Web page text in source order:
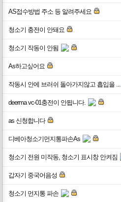
AS접수방법 주소 등 알려주세요
청소기 충전이 안돼요
청소기 작동이 안됨
As하고싶어요
작동시 안에 브러쉬 돌아가지않고 흡입을 ...
deerma vc-01충전이 안됩니다.
as 신청합니다
디베아청소기먼지통파손As
청소기 전원 미작동, 청소기 표시창 안켜짐
갑자기 중국어음성
청소기 먼지통 파손